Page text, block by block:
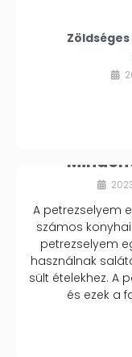
A petrezselyem
számos
petrezselyem
használnak
sült ételekhez. A
és ezek a